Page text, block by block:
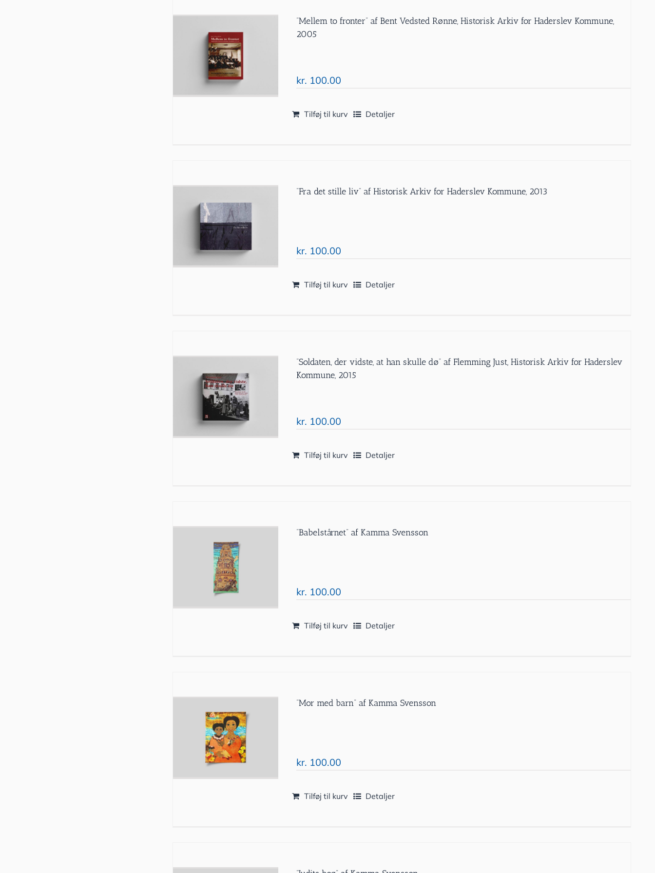
”Mellem to fronter” af Bent Vedsted Rønne, Historisk Arkiv for Haderslev Kommune,
2005
kr. 100.00
Tilføj til kurv Detaljer
”Fra det stille liv” af Historisk Arkiv for Haderslev Kommune, 2013
kr. 100.00
Tilføj til kurv Detaljer
”Soldaten, der vidste, at han skulle dø” af Flemming Just, Historisk Arkiv for Haderslev
Kommune, 2015
kr. 100.00
Tilføj til kurv Detaljer
”Babelstårnet” af Kamma Svensson
kr. 100.00
Tilføj til kurv Detaljer
”Mor med barn” af Kamma Svensson
kr. 100.00
Tilføj til kurv Detaljer